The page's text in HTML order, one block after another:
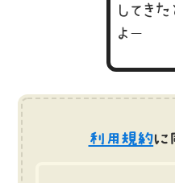
してき
よー
利用規約に